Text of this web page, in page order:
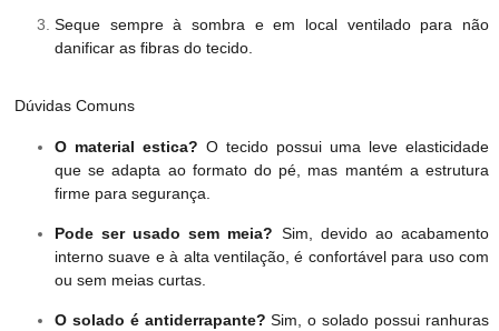
Seque sempre à sombra e em local ventilado para não
danificar as fibras do tecido.
Dúvidas Comuns
O material estica? O tecido possui uma leve elasticidade
que se adapta ao formato do pé, mas mantém a estrutura
firme para segurança.
Pode ser usado sem meia? Sim, devido ao acabamento
interno suave e à alta ventilação, é confortável para uso com
ou sem meias curtas.
O solado é antiderrapante? Sim, o solado possui ranhuras